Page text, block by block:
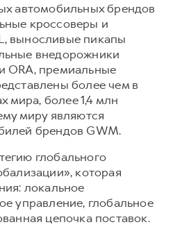
автомобильных брендов
кроссоверы и
выносливые пикапы
внедорожники
ORA, премиальные
более чем в
мира, более 1,4 млн
миру являются
брендов GWM.
глобального
которая
локальное
управление, глобальное
цепочка поставок.